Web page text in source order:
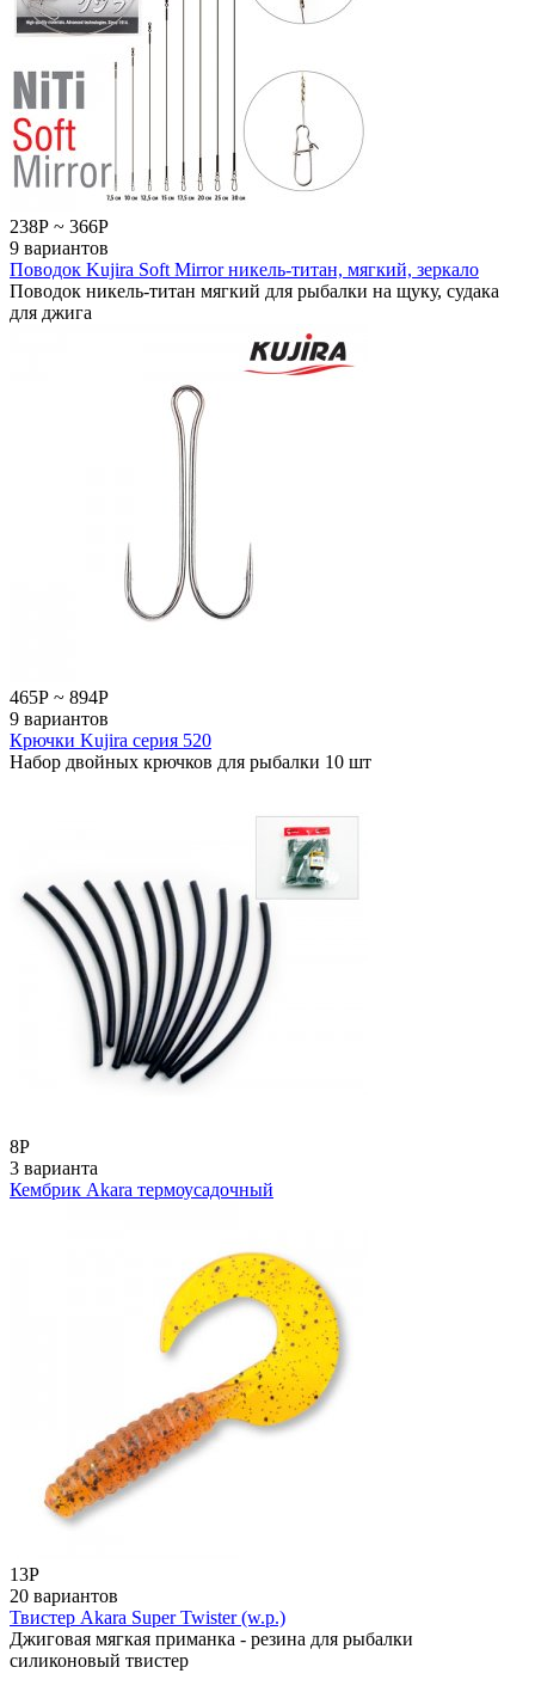
238Р ~ 366Р
9 вариантов
Поводок Kujira Soft Mirror никель-титан, мягкий, зеркало
Поводок никель-титан мягкий для рыбалки на щуку, судака
для джига
465Р ~ 894Р
9 вариантов
Крючки Kujira серия 520
Набор двойных крючков для рыбалки 10 шт
8Р
3 варианта
Кембрик Akara термоусадочный
13Р
20 вариантов
Твистер Akara Super Twister (w.p.)
Джиговая мягкая приманка - резина для рыбалки
силиконовый твистер